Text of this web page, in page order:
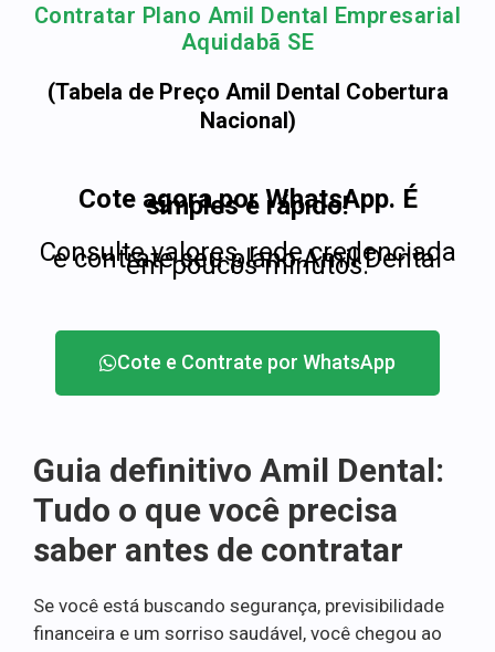
Contratar Plano Amil Dental Empresarial
Aquidabã SE
(Tabela de Preço Amil Dental Cobertura
Nacional)
Cote agora por WhatsApp. É
simples e rápido!
Consulte valores, rede credenciada
e contrate seu plano Amil Dental
em poucos minutos.
Cote e Contrate por WhatsApp
Guia definitivo Amil Dental:
Tudo o que você precisa
saber antes de contratar
Se você está buscando segurança, previsibilidade
financeira e um sorriso saudável, você chegou ao